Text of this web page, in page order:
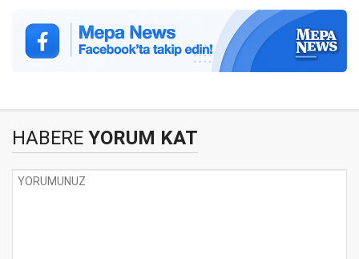
HABERE YORUM KAT